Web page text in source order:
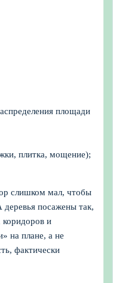
площади
плитка, мощение);
слишком мал, чтобы
деревья посажены так,
и
на плане, а не
фактически